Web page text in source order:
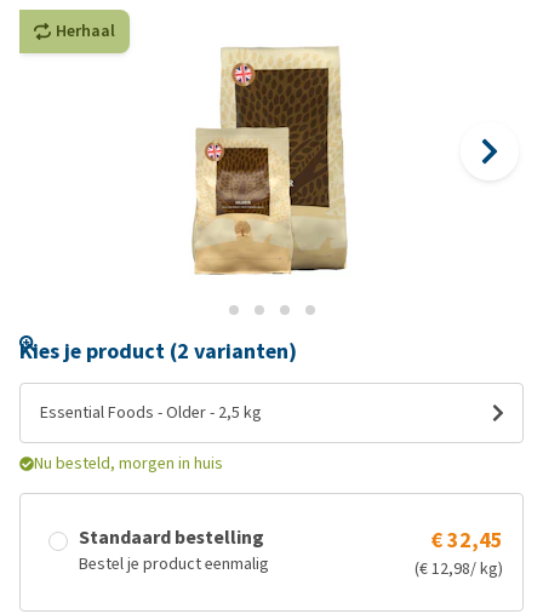
Herhaal
Kies je product (2 varianten)
Essential Foods - Older - 2,5 kg
Nu besteld, morgen in huis
Standaard bestelling
Bestel je product eenmalig
€ 32,45
(€ 12,98/ kg)